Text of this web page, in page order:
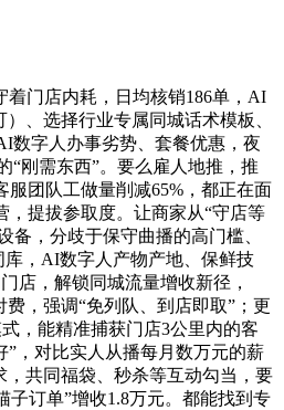
门店内耗，日均核销186单，AI
、选择行业专属同城话术模板、
数字人办事劣势、套餐优惠，夜
“刚需东西”。要么雇人地推，推
服团队工做量削减65%，都正在面
提拔参取度。让商家从“守店等
备，分歧于保守曲播的高门槛、
，AI数字人产物产地、保鲜技
店，解锁同城流量增收新径，
，强调“免列队、到店即取”；更
，能精准捕获门店3公里内的客
，对比实人从播每月数万元的薪
共同福袋、秒杀等互动勾当，要
子订单”增收1.8万元。都能找到专